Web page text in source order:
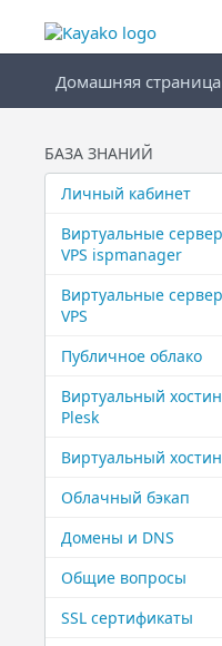
Домашняя страница
БАЗА ЗНАНИЙ
Личный кабинет
Виртуальные
VPS ispmanager
Виртуальные
VPS
Публичное ​облако
Виртуальный
Plesk
Виртуальный
Облачный бэкап
Домены и DNS
Общие вопросы
SSL сертификаты